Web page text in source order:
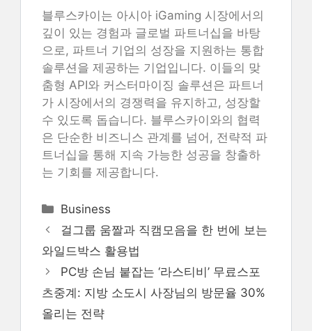
블루스카이는 아시아 iGaming 시장에서의
깊이 있는 경험과 글로벌 파트너십을 바탕
으로, 파트너 기업의 성장을 지원하는 통합
솔루션을 제공하는 기업입니다. 이들의 맞
춤형 API와 커스터마이징 솔루션은 파트너
가 시장에서의 경쟁력을 유지하고, 성장할
수 있도록 돕습니다. 블루스카이와의 협력
은 단순한 비즈니스 관계를 넘어, 전략적 파
트너십을 통해 지속 가능한 성공을 창출하
는 기회를 제공합니다.
Categories
Business
걸그룹 움짤과 직캠모음을 한 번에 보는
와일드박스 활용법
PC방 손님 붙잡는 ‘라스티비’ 무료스포
츠중계: 지방 소도시 사장님의 방문율 30%
올리는 전략